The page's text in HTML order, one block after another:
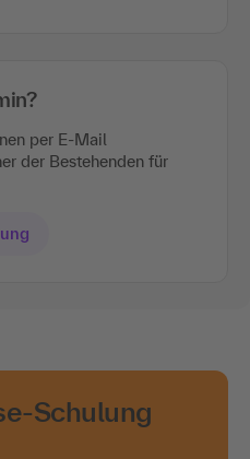
per E-Mail
der Bestehenden für
Schulung